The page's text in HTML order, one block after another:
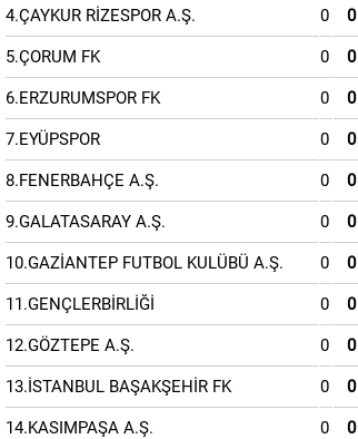
4.ÇAYKUR RİZESPOR A.Ş. 0 0
5.ÇORUM FK 0 0
6.ERZURUMSPOR FK 0 0
7.EYÜPSPOR 0 0
8.FENERBAHÇE A.Ş. 0 0
9.GALATASARAY A.Ş. 0 0
10.GAZİANTEP FUTBOL KULÜBÜ A.Ş. 0 0
11.GENÇLERBİRLİĞİ 0 0
12.GÖZTEPE A.Ş. 0 0
13.İSTANBUL BAŞAKŞEHİR FK 0 0
14.KASIMPAŞA A.Ş. 0 0